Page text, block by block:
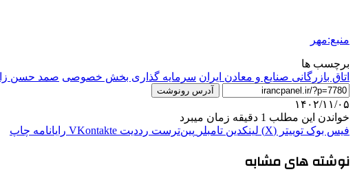
منبع:مهر
برچسب ها
اتاق بازرگانی صنایع و معادن ایران سرمایه گذاری بخش خصوصی صمد حسن
آدرس رونوشت
۱۴۰۲/۱۱/۰۵
خواندن این مطلب 1 دقیقه زمان میبرد
فیس بوک توییتر (X) لینکدین ‫تامبلر ‫پین‌ترست ‫رددیت ‫VKontakte رایانامه چاپ
نوشته های مشابه